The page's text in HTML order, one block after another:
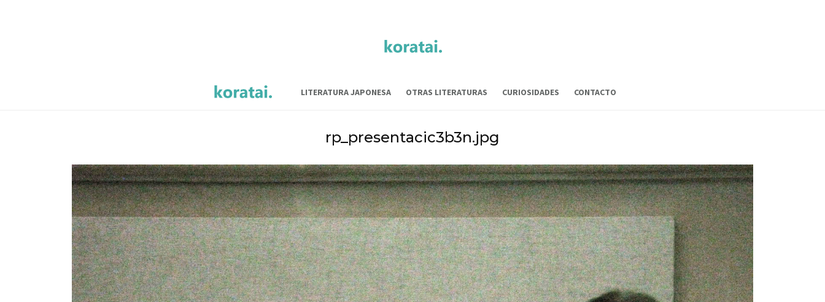
LITERATURA JAPONESA OTRAS LITERATURAS CURIOSIDADES CONTACTO
rp_presentacic3b3n.jpg